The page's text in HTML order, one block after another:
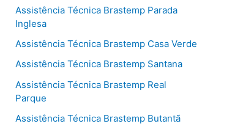
Assistência Técnica Brastemp Parada
Inglesa
Assistência Técnica Brastemp Casa Verde
Assistência Técnica Brastemp Santana
Assistência Técnica Brastemp Real
Parque
Assistência Técnica Brastemp Butantã